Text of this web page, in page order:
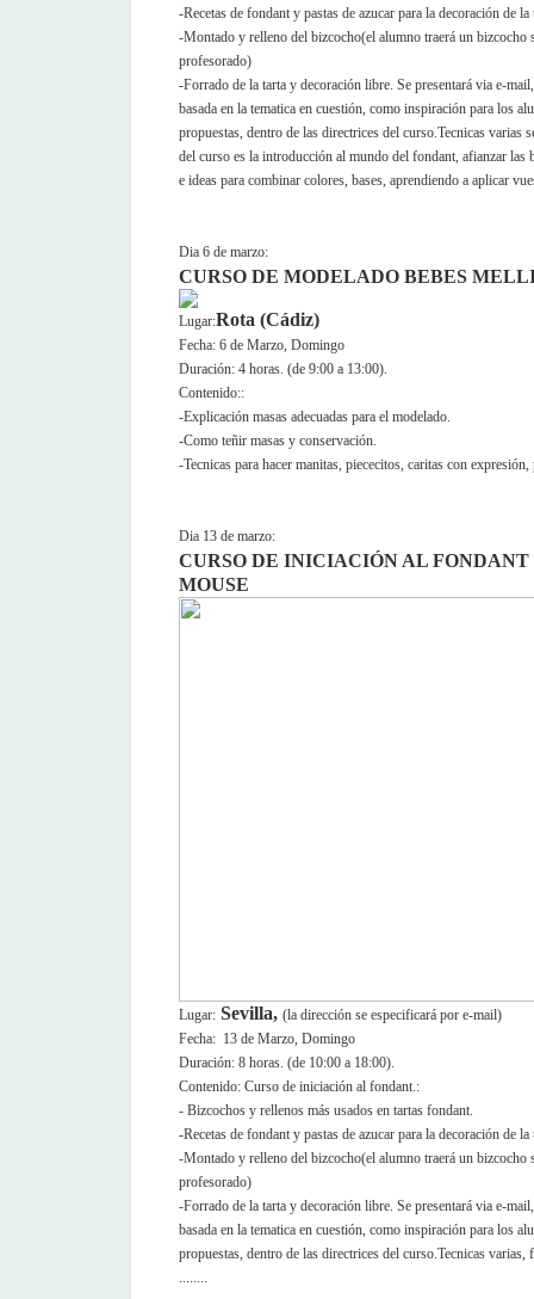
-Recetas de fondant y pastas de azucar para la decoración de
-Montado y relleno del bizcocho(el alumno traerá un bizcocho
profesorado)
-Forrado de la tarta y decoración libre. Se presentará via e-
basada en la tematica en cuestión, como inspiración para los
propuestas, dentro de las directrices del curso.Tecnicas varias
del curso es la introducción al mundo del fondant, afianzar las
e ideas para combinar colores, bases, aprendiendo a aplicar
Dia 6 de marzo:
CURSO DE MODELADO BEBES
Lugar:Rota (Cádiz)
Fecha: 6 de Marzo, Domingo
Duración: 4 horas. (de 9:00 a 13:00).
Contenido::
-Explicación masas adecuadas para el modelado.
-Como teñir masas y conservación.
-Tecnicas para hacer manitas, piececitos, caritas con
Dia 13 de marzo:
CURSO DE INICIACIÓN AL
MOUSE
Lugar: Sevilla, (la dirección se especificará por e-mail)
Fecha: 13 de Marzo, Domingo
Duración: 8 horas. (de 10:00 a 18:00).
Contenido: Curso de iniciación al fondant.:
- Bizcochos y rellenos más usados en tartas fondant.
-Recetas de fondant y pastas de azucar para la decoración de
-Montado y relleno del bizcocho(el alumno traerá un bizcocho
profesorado)
-Forrado de la tarta y decoración libre. Se presentará via e-
basada en la tematica en cuestión, como inspiración para los
propuestas, dentro de las directrices del curso.Tecnicas
........